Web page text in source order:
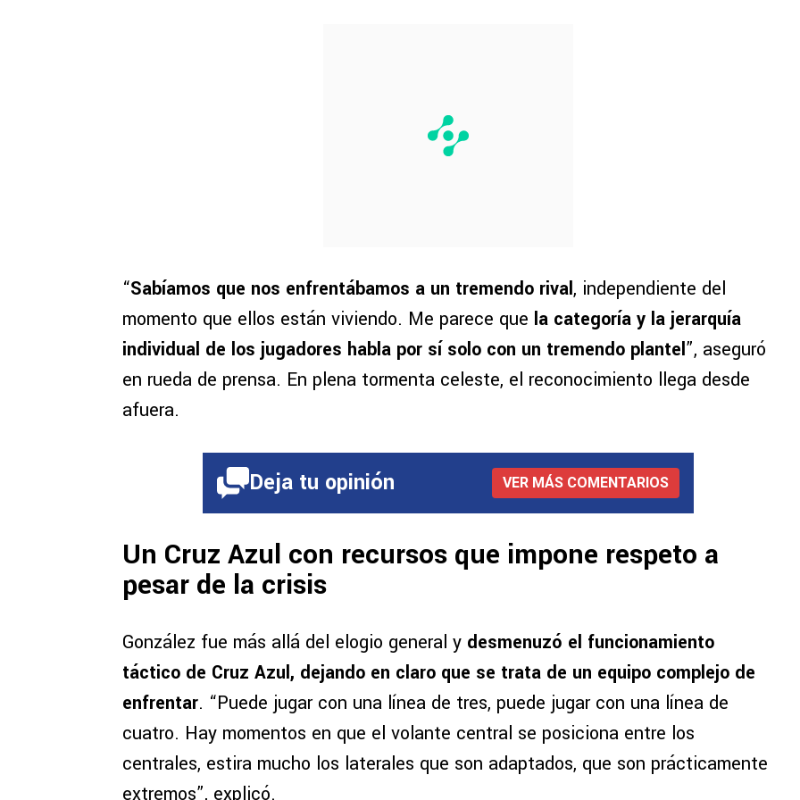
“Sabíamos que nos enfrentábamos a un tremendo rival, independiente del
momento que ellos están viviendo. Me parece que la categoría y la jerarquía
individual de los jugadores habla por sí solo con un tremendo plantel”, aseguró
en rueda de prensa. En plena tormenta celeste, el reconocimiento llega desde
afuera.
Deja tu opinión VER MÁS COMENTARIOS
Un Cruz Azul con recursos que impone respeto a
pesar de la crisis
González fue más allá del elogio general y desmenuzó el funcionamiento
táctico de Cruz Azul, dejando en claro que se trata de un equipo complejo de
enfrentar. “Puede jugar con una línea de tres, puede jugar con una línea de
cuatro. Hay momentos en que el volante central se posiciona entre los
centrales, estira mucho los laterales que son adaptados, que son prácticamente
extremos”, explicó.